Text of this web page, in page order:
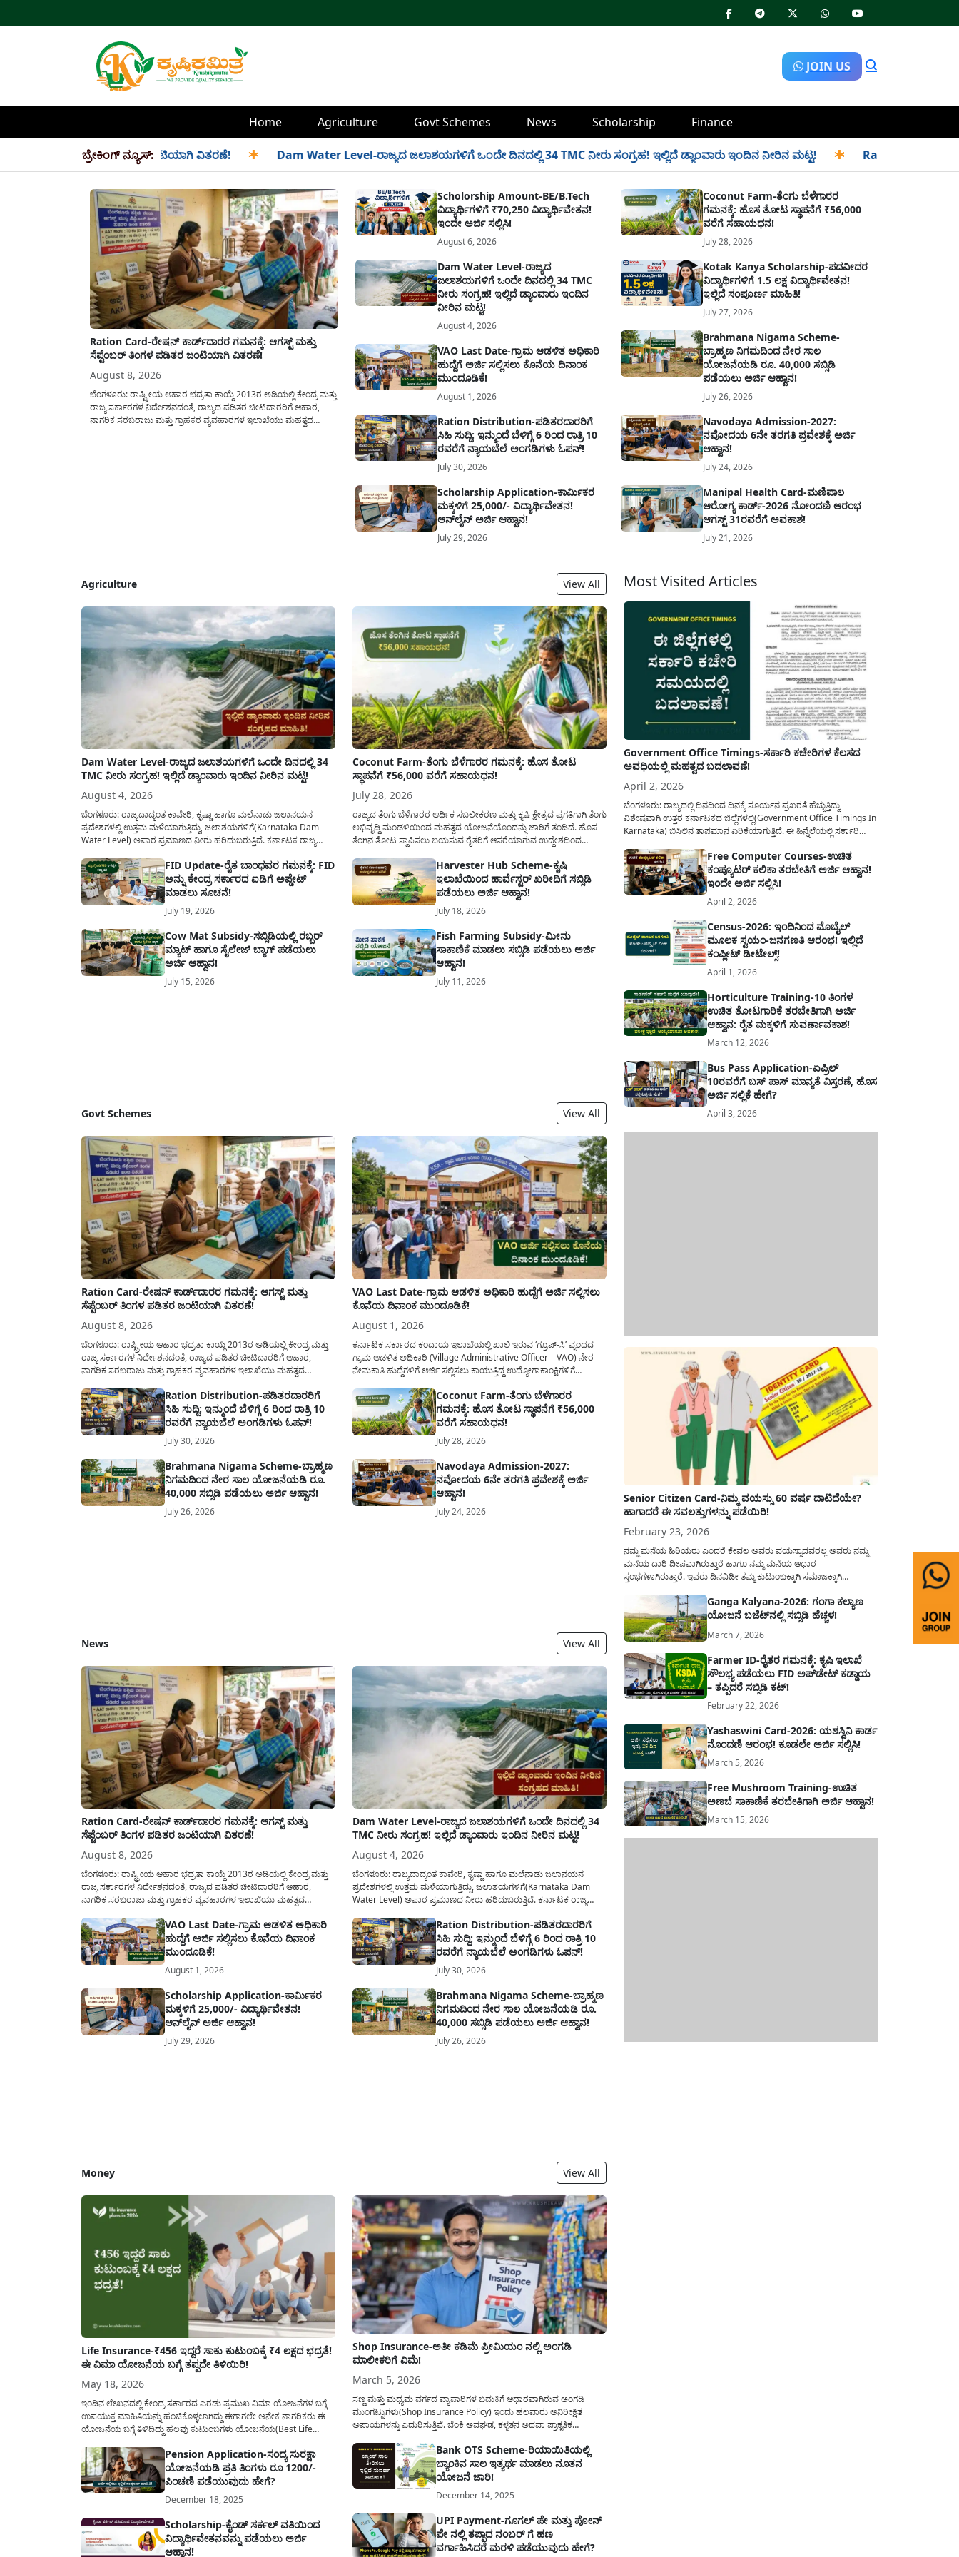
JOIN US
Home Agriculture Govt Schemes News Scholarship Finance
ಬ್ರೇಕಿಂಗ್ ನ್ಯೂಸ್:
ತಿಂಗಳ ಪಡಿತರ ಜಂಟಿಯಾಗಿ ವಿತರಣೆ! ✱ Dam Water Level-ರಾಜ್ಯದ ಜಲಾಶಯಗಳಿಗೆ ಒಂದೇ ದಿನದಲ್ಲಿ 34 TMC ನೀರು ಸಂಗ್ರಹ! ಇಲ್ಲಿದೆ ಡ್ಯಾಂವಾರು ಇಂದಿನ ನೀರಿನ ಮಟ್ಟ! ✱ Ration Distribution-
Ration Card-ರೇಷನ್ ಕಾರ್ಡ್‍ದಾರರ ಗಮನಕ್ಕೆ: ಆಗಸ್ಟ್ ಮತ್ತು
ಸೆಪ್ಟೆಂಬರ್ ತಿಂಗಳ ಪಡಿತರ ಜಂಟಿಯಾಗಿ ವಿತರಣೆ!
August 8, 2026
ಬೆಂಗಳೂರು: ರಾಷ್ಟ್ರೀಯ ಆಹಾರ ಭದ್ರತಾ ಕಾಯ್ದೆ 2013ರ ಅಡಿಯಲ್ಲಿ ಕೇಂದ್ರ ಮತ್ತು
ರಾಜ್ಯ ಸರ್ಕಾರಗಳ ನಿರ್ದೇಶನದಂತೆ, ರಾಜ್ಯದ ಪಡಿತರ ಚೀಟಿದಾರರಿಗೆ ಆಹಾರ,
ನಾಗರಿಕ ಸರಬರಾಜು ಮತ್ತು ಗ್ರಾಹಕರ ವ್ಯವಹಾರಗಳ ಇಲಾಖೆಯು ಮಹತ್ವದ
Scholorship Amount-BE/B.Tech
ವಿದ್ಯಾರ್ಥಿಗಳಿಗೆ ₹70,250 ವಿದ್ಯಾರ್ಥಿವೇತನ!
ಇಂದೇ ಅರ್ಜಿ ಸಲ್ಲಿಸಿ!
August 6, 2026
Dam Water Level-ರಾಜ್ಯದ
ಜಲಾಶಯಗಳಿಗೆ ಒಂದೇ ದಿನದಲ್ಲಿ 34 TMC
ನೀರು ಸಂಗ್ರಹ! ಇಲ್ಲಿದೆ ಡ್ಯಾಂವಾರು ಇಂದಿನ
ನೀರಿನ ಮಟ್ಟ!
August 4, 2026
VAO Last Date-ಗ್ರಾಮ ಆಡಳಿತ ಅಧಿಕಾರಿ
ಹುದ್ದೆಗೆ ಅರ್ಜಿ ಸಲ್ಲಿಸಲು ಕೊನೆಯ ದಿನಾಂಕ
ಮುಂದೂಡಿಕೆ!
August 1, 2026
Ration Distribution-ಪಡಿತರದಾರರಿಗೆ
ಸಿಹಿ ಸುದ್ದಿ: ಇನ್ಮುಂದೆ ಬೆಳಿಗ್ಗೆ 6 ರಿಂದ ರಾತ್ರಿ 10
ರವರೆಗೆ ನ್ಯಾಯಬೆಲೆ ಅಂಗಡಿಗಳು ಓಪನ್!
July 30, 2026
Scholarship Application-ಕಾರ್ಮಿಕರ
ಮಕ್ಕಳಿಗೆ 25,000/- ವಿದ್ಯಾರ್ಥಿವೇತನ!
ಆನ್‍ಲೈನ್ ಅರ್ಜಿ ಆಹ್ವಾನ!
July 29, 2026
Coconut Farm-ತೆಂಗು ಬೆಳೆಗಾರರ
ಗಮನಕ್ಕೆ: ಹೊಸ ತೋಟ ಸ್ಥಾಪನೆಗೆ ₹56,000
ವರೆಗೆ ಸಹಾಯಧನ!
July 28, 2026
Kotak Kanya Scholarship-ಪದವೀದರ
ವಿದ್ಯಾರ್ಥಿಗಳಿಗೆ 1.5 ಲಕ್ಷ ವಿದ್ಯಾರ್ಥಿವೇತನ!
ಇಲ್ಲಿದೆ ಸಂಪೂರ್ಣ ಮಾಹಿತಿ!
July 27, 2026
Brahmana Nigama Scheme-
ಬ್ರಾಹ್ಮಣ ನಿಗಮದಿಂದ ನೇರ ಸಾಲ
ಯೋಜನೆಯಡಿ ರೂ. 40,000 ಸಬ್ಸಿಡಿ
ಪಡೆಯಲು ಅರ್ಜಿ ಆಹ್ವಾನ!
July 26, 2026
Navodaya Admission-2027:
ನವೋದಯ 6ನೇ ತರಗತಿ ಪ್ರವೇಶಕ್ಕೆ ಅರ್ಜಿ
ಆಹ್ವಾನ!
July 24, 2026
Manipal Health Card-ಮಣಿಪಾಲ
ಆರೋಗ್ಯ ಕಾರ್ಡ್-2026 ನೋಂದಣಿ ಆರಂಭ
ಆಗಸ್ಟ್ 31ರವರೆಗೆ ಅವಕಾಶ!
July 21, 2026
Agriculture View All
Dam Water Level-ರಾಜ್ಯದ ಜಲಾಶಯಗಳಿಗೆ ಒಂದೇ ದಿನದಲ್ಲಿ 34
TMC ನೀರು ಸಂಗ್ರಹ! ಇಲ್ಲಿದೆ ಡ್ಯಾಂವಾರು ಇಂದಿನ ನೀರಿನ ಮಟ್ಟ!
August 4, 2026
ಬೆಂಗಳೂರು: ರಾಜ್ಯದಾದ್ಯಂತ ಕಾವೇರಿ, ಕೃಷ್ಣಾ ಹಾಗೂ ಮಲೆನಾಡು ಜಲಾನಯನ
ಪ್ರದೇಶಗಳಲ್ಲಿ ಉತ್ತಮ ಮಳೆಯಾಗುತ್ತಿದ್ದು, ಜಲಾಶಯಗಳಿಗೆ(Karnataka Dam
Water Level) ಅಪಾರ ಪ್ರಮಾಣದ ನೀರು ಹರಿದುಬರುತ್ತಿದೆ. ಕರ್ನಾಟಕ ರಾಜ್ಯ
04, 2026ರ ವರದಿಯಂತೆ, ರಾಜ್ಯದ ಪ್ರಮುಖ 14 ಜಲಾಶಯಗಳಿಗೆ ಒಂದೇ ದಿನದಲ್ಲಿ
ಬರೋಬ್ಬರಿ 34.8 TMC...
FID Update-ರೈತ ಬಾಂಧವರ ಗಮನಕ್ಕೆ: FID
ಅನ್ನು ಕೇಂದ್ರ ಸರ್ಕಾರದ ಐಡಿಗೆ ಅಪ್ಡೇಟ್
ಮಾಡಲು ಸೂಚನೆ!
July 19, 2026
Cow Mat Subsidy-ಸಬ್ಸಿಡಿಯಲ್ಲಿ ರಬ್ಬರ್
ಮ್ಯಾಟ್ ಹಾಗೂ ಸೈಲೇಜ್ ಬ್ಯಾಗ್ ಪಡೆಯಲು
ಅರ್ಜಿ ಆಹ್ವಾನ!
July 15, 2026
Coconut Farm-ತೆಂಗು ಬೆಳೆಗಾರರ ಗಮನಕ್ಕೆ: ಹೊಸ ತೋಟ
ಸ್ಥಾಪನೆಗೆ ₹56,000 ವರೆಗೆ ಸಹಾಯಧನ!
July 28, 2026
ರಾಜ್ಯದ ತೆಂಗು ಬೆಳೆಗಾರರ ಆರ್ಥಿಕ ಸಬಲೀಕರಣ ಮತ್ತು ಕೃಷಿ ಕ್ಷೇತ್ರದ ಪ್ರಗತಿಗಾಗಿ ತೆಂಗು
ಅಭಿವೃದ್ದಿ ಮಂಡಳಿಯಿಂದ ಮಹತ್ವದ ಯೋಜನೆಯೊಂದನ್ನು ಜಾರಿಗೆ ತಂದಿದೆ. ಹೊಸ
ತೆಂಗಿನ ತೋಟ ಸ್ಥಾಪಿಸಲು ಬಯಸುವ ರೈತರಿಗೆ ಆಸರೆಯಾಗುವ ಉದ್ದೇಶದಿಂದ
ಅರ್ಜಿಯನ್ನು ಆಹ್ವಾನಿಸಿದೆ. ತೆಂಗು ಅಭಿವೃದ್ದಿ ಮಂಡಳಿಯ ಯೋಜನೆ ಅಡಿಯಲ್ಲಿ
ನೀಡಲಾಗುವ...
Harvester Hub Scheme-ಕೃಷಿ
ಇಲಾಖೆಯಿಂದ ಹಾರ್ವೆಸ್ಟರ್ ಖರೀದಿಗೆ ಸಬ್ಸಿಡಿ
ಪಡೆಯಲು ಅರ್ಜಿ ಆಹ್ವಾನ!
July 18, 2026
Fish Farming Subsidy-ಮೀನು
ಸಾಕಾಣಿಕೆ ಮಾಡಲು ಸಬ್ಸಿಡಿ ಪಡೆಯಲು ಅರ್ಜಿ
ಆಹ್ವಾನ!
July 11, 2026
Govt Schemes View All
Ration Card-ರೇಷನ್ ಕಾರ್ಡ್‍ದಾರರ ಗಮನಕ್ಕೆ: ಆಗಸ್ಟ್ ಮತ್ತು
ಸೆಪ್ಟೆಂಬರ್ ತಿಂಗಳ ಪಡಿತರ ಜಂಟಿಯಾಗಿ ವಿತರಣೆ!
August 8, 2026
ಬೆಂಗಳೂರು: ರಾಷ್ಟ್ರೀಯ ಆಹಾರ ಭದ್ರತಾ ಕಾಯ್ದೆ 2013ರ ಅಡಿಯಲ್ಲಿ ಕೇಂದ್ರ ಮತ್ತು
ರಾಜ್ಯ ಸರ್ಕಾರಗಳ ನಿರ್ದೇಶನದಂತೆ, ರಾಜ್ಯದ ಪಡಿತರ ಚೀಟಿದಾರರಿಗೆ ಆಹಾರ,
ನಾಗರಿಕ ಸರಬರಾಜು ಮತ್ತು ಗ್ರಾಹಕರ ವ್ಯವಹಾರಗಳ ಇಲಾಖೆಯು ಮಹತ್ವದ
ತಿಂಗಳ ಆಹಾರ ಧಾನ್ಯಗಳ ವಿತರಣೆಯನ್ನು ಆಗಸ್ಟ್ ಮಾಹೆಯಲ್ಲೇ ಒಟ್ಟಿಗೆ (ಜಂಟಿಯಾಗಿ)
ನೀಡಲು ನಿರ್ಧರಿಸಲಾಗಿದೆ....
Ration Distribution-ಪಡಿತರದಾರರಿಗೆ
ಸಿಹಿ ಸುದ್ದಿ: ಇನ್ಮುಂದೆ ಬೆಳಿಗ್ಗೆ 6 ರಿಂದ ರಾತ್ರಿ 10
ರವರೆಗೆ ನ್ಯಾಯಬೆಲೆ ಅಂಗಡಿಗಳು ಓಪನ್!
July 30, 2026
Brahmana Nigama Scheme-ಬ್ರಾಹ್ಮಣ
ನಿಗಮದಿಂದ ನೇರ ಸಾಲ ಯೋಜನೆಯಡಿ ರೂ.
40,000 ಸಬ್ಸಿಡಿ ಪಡೆಯಲು ಅರ್ಜಿ ಆಹ್ವಾನ!
July 26, 2026
VAO Last Date-ಗ್ರಾಮ ಆಡಳಿತ ಅಧಿಕಾರಿ ಹುದ್ದೆಗೆ ಅರ್ಜಿ ಸಲ್ಲಿಸಲು
ಕೊನೆಯ ದಿನಾಂಕ ಮುಂದೂಡಿಕೆ!
August 1, 2026
ಕರ್ನಾಟಕ ಸರ್ಕಾರದ ಕಂದಾಯ ಇಲಾಖೆಯಲ್ಲಿ ಖಾಲಿ ಇರುವ ‘ಗ್ರೂಪ್-ಸಿ’ ವೃಂದದ
ಗ್ರಾಮ ಆಡಳಿತ ಅಧಿಕಾರಿ (Village Administrative Officer – VAO) ನೇರ
ನೇಮಕಾತಿ ಹುದ್ದೆಗಳಿಗೆ ಅರ್ಜಿ ಸಲ್ಲಿಸಲು ಕಾಯುತ್ತಿದ್ದ ಉದ್ಯೋಗಾಕಾಂಕ್ಷಿಗಳಿಗೆ
ಅವಧಿಯನ್ನು ವಿಸ್ತರಿಸಿ ಅಧಿಕೃತ ಪ್ರಕಟಣೆ ಹೊರಡಿಸಿದ್ದು, ಇದುವರೆಗೆ ಅರ್ಜಿ ಸಲ್ಲಿಸಲು...
Coconut Farm-ತೆಂಗು ಬೆಳೆಗಾರರ
ಗಮನಕ್ಕೆ: ಹೊಸ ತೋಟ ಸ್ಥಾಪನೆಗೆ ₹56,000
ವರೆಗೆ ಸಹಾಯಧನ!
July 28, 2026
Navodaya Admission-2027:
ನವೋದಯ 6ನೇ ತರಗತಿ ಪ್ರವೇಶಕ್ಕೆ ಅರ್ಜಿ
ಆಹ್ವಾನ!
July 24, 2026
News View All
Ration Card-ರೇಷನ್ ಕಾರ್ಡ್‍ದಾರರ ಗಮನಕ್ಕೆ: ಆಗಸ್ಟ್ ಮತ್ತು
ಸೆಪ್ಟೆಂಬರ್ ತಿಂಗಳ ಪಡಿತರ ಜಂಟಿಯಾಗಿ ವಿತರಣೆ!
August 8, 2026
ಬೆಂಗಳೂರು: ರಾಷ್ಟ್ರೀಯ ಆಹಾರ ಭದ್ರತಾ ಕಾಯ್ದೆ 2013ರ ಅಡಿಯಲ್ಲಿ ಕೇಂದ್ರ ಮತ್ತು
ರಾಜ್ಯ ಸರ್ಕಾರಗಳ ನಿರ್ದೇಶನದಂತೆ, ರಾಜ್ಯದ ಪಡಿತರ ಚೀಟಿದಾರರಿಗೆ ಆಹಾರ,
ನಾಗರಿಕ ಸರಬರಾಜು ಮತ್ತು ಗ್ರಾಹಕರ ವ್ಯವಹಾರಗಳ ಇಲಾಖೆಯು ಮಹತ್ವದ
ತಿಂಗಳ ಆಹಾರ ಧಾನ್ಯಗಳ ವಿತರಣೆಯನ್ನು ಆಗಸ್ಟ್ ಮಾಹೆಯಲ್ಲೇ ಒಟ್ಟಿಗೆ (ಜಂಟಿಯಾಗಿ)
ನೀಡಲು ನಿರ್ಧರಿಸಲಾಗಿದೆ....
VAO Last Date-ಗ್ರಾಮ ಆಡಳಿತ ಅಧಿಕಾರಿ
ಹುದ್ದೆಗೆ ಅರ್ಜಿ ಸಲ್ಲಿಸಲು ಕೊನೆಯ ದಿನಾಂಕ
ಮುಂದೂಡಿಕೆ!
August 1, 2026
Scholarship Application-ಕಾರ್ಮಿಕರ
ಮಕ್ಕಳಿಗೆ 25,000/- ವಿದ್ಯಾರ್ಥಿವೇತನ!
ಆನ್‍ಲೈನ್ ಅರ್ಜಿ ಆಹ್ವಾನ!
July 29, 2026
Dam Water Level-ರಾಜ್ಯದ ಜಲಾಶಯಗಳಿಗೆ ಒಂದೇ ದಿನದಲ್ಲಿ 34
TMC ನೀರು ಸಂಗ್ರಹ! ಇಲ್ಲಿದೆ ಡ್ಯಾಂವಾರು ಇಂದಿನ ನೀರಿನ ಮಟ್ಟ!
August 4, 2026
ಬೆಂಗಳೂರು: ರಾಜ್ಯದಾದ್ಯಂತ ಕಾವೇರಿ, ಕೃಷ್ಣಾ ಹಾಗೂ ಮಲೆನಾಡು ಜಲಾನಯನ
ಪ್ರದೇಶಗಳಲ್ಲಿ ಉತ್ತಮ ಮಳೆಯಾಗುತ್ತಿದ್ದು, ಜಲಾಶಯಗಳಿಗೆ(Karnataka Dam
Water Level) ಅಪಾರ ಪ್ರಮಾಣದ ನೀರು ಹರಿದುಬರುತ್ತಿದೆ. ಕರ್ನಾಟಕ ರಾಜ್ಯ
04, 2026ರ ವರದಿಯಂತೆ, ರಾಜ್ಯದ ಪ್ರಮುಖ 14 ಜಲಾಶಯಗಳಿಗೆ ಒಂದೇ ದಿನದಲ್ಲಿ
ಬರೋಬ್ಬರಿ 34.8 TMC...
Ration Distribution-ಪಡಿತರದಾರರಿಗೆ
ಸಿಹಿ ಸುದ್ದಿ: ಇನ್ಮುಂದೆ ಬೆಳಿಗ್ಗೆ 6 ರಿಂದ ರಾತ್ರಿ 10
ರವರೆಗೆ ನ್ಯಾಯಬೆಲೆ ಅಂಗಡಿಗಳು ಓಪನ್!
July 30, 2026
Brahmana Nigama Scheme-ಬ್ರಾಹ್ಮಣ
ನಿಗಮದಿಂದ ನೇರ ಸಾಲ ಯೋಜನೆಯಡಿ ರೂ.
40,000 ಸಬ್ಸಿಡಿ ಪಡೆಯಲು ಅರ್ಜಿ ಆಹ್ವಾನ!
July 26, 2026
Money View All
Life Insurance-₹456 ಇದ್ದರೆ ಸಾಕು ಕುಟುಂಬಕ್ಕೆ ₹4 ಲಕ್ಷದ ಭದ್ರತೆ!
ಈ ವಿಮಾ ಯೋಜನೆಯ ಬಗ್ಗೆ ತಪ್ಪದೇ ತಿಳಿಯಿರಿ!
May 18, 2026
ಇಂದಿನ ಲೇಖನದಲ್ಲಿ ಕೇಂದ್ರ ಸರ್ಕಾರದ ಎರಡು ಪ್ರಮುಖ ವಿಮಾ ಯೋಜನೆಗಳ ಬಗ್ಗೆ
ಉಪಯುಕ್ತ ಮಾಹಿತಿಯನ್ನು ಹಂಚಿಕೊಳ್ಳಲಾಗಿದ್ದು ಈಗಾಗಲೇ ಅನೇಕ ನಾಗರಿಕರು ಈ
ಯೋಜನೆಯ ಬಗ್ಗೆ ತಿಳಿದಿದ್ದು ಹಲವು ಕುಟುಂಬಗಳು ಯೋಜನೆಯ(Best Life
ಕುಟುಂಬಗಳಿಗೆ ಈ ಯೋಜನೆಯ ಬಗ್ಗೆ ಮಾಹಿತಿ ಕೊರತೆ ಇರುವುದರಿಂದ ಇಂದಿನ
ಲೇಖನದಲ್ಲಿ ಎರಡು...
Pension Application-ಸಂದ್ಯ ಸುರಕ್ಷಾ
ಯೋಜನೆಯಡಿ ಪ್ರತಿ ತಿಂಗಳು ರೂ 1200/-
ಪಿಂಚಣಿ ಪಡೆಯುವುದು ಹೇಗೆ?
December 18, 2025
Scholarship-ಕೈಂಡ್ ಸರ್ಕಲ್ ವತಿಯಿಂದ
ವಿದ್ಯಾರ್ಥಿವೇತನವನ್ನು ಪಡೆಯಲು ಅರ್ಜಿ
ಆಹ್ವಾನ!
Shop Insurance-ಅತೀ ಕಡಿಮೆ ಪ್ರೀಮಿಯಂ ನಲ್ಲಿ ಅಂಗಡಿ
ಮಾಲೀಕರಿಗೆ ವಿಮೆ!
March 5, 2026
ಸಣ್ಣ ಮತ್ತು ಮಧ್ಯಮ ವರ್ಗದ ವ್ಯಾಪಾರಿಗಳ ಬದುಕಿಗೆ ಆಧಾರವಾಗಿರುವ ಅಂಗಡಿ
ಮುಂಗಟ್ಟುಗಳು(Shop Insurance Policy) ಇಂದು ಹಲವಾರು ಅನಿರೀಕ್ಷಿತ
ಅಪಾಯಗಳನ್ನು ಎದುರಿಸುತ್ತಿವೆ. ಬೆಂಕಿ ಅವಘಡ, ಕಳ್ಳತನ ಅಥವಾ ಪ್ರಾಕೃತಿಕ
ವ್ಯಾಪಾರವು ಕ್ಷಣಾರ್ಧದಲ್ಲಿ ನೆಲಸಮವಾಗಬಹುದು. ಇಂತಹ ಸಂಕಷ್ಟದ ಸಮಯದಲ್ಲಿ
ವ್ಯಾಪಾರಿಗಳ ಕೈ ಹಿಡಿಯಲು ‘ಅಂಗಡಿ ಮಾಲೀಕರ ವಿಮೆ’...
Bank OTS Scheme-ರಿಯಾಯಿತಿಯಲ್ಲಿ
ಬ್ಯಾಂಕಿನ ಸಾಲ ಇತ್ಯರ್ಥ ಮಾಡಲು ನೂತನ
ಯೋಜನೆ ಜಾರಿ!
December 14, 2025
UPI Payment-ಗೂಗಲ್ ಪೇ ಮತ್ತು ಪೋನ್
ಪೇ ನಲ್ಲಿ ತಪ್ಪಾದ ನಂಬರ್ ಗೆ ಹಣ
ವರ್ಗಾಹಿಸಿದರೆ ಮರಳಿ ಪಡೆಯುವುದು ಹೇಗೆ?
Most Visited Articles
Government Office Timings-ಸರ್ಕಾರಿ ಕಚೇರಿಗಳ ಕೆಲಸದ
ಅವಧಿಯಲ್ಲಿ ಮಹತ್ವದ ಬದಲಾವಣೆ!
April 2, 2026
ಬೆಂಗಳೂರು: ರಾಜ್ಯದಲ್ಲಿ ದಿನದಿಂದ ದಿನಕ್ಕೆ ಸೂರ್ಯನ ಪ್ರಖರತೆ ಹೆಚ್ಚುತ್ತಿದ್ದು,
ವಿಶೇಷವಾಗಿ ಉತ್ತರ ಕರ್ನಾಟಕದ ಜಿಲ್ಲೆಗಳಲ್ಲಿ(Government Office Timings In
Karnataka) ಬಿಸಿಲಿನ ತಾಪಮಾನ ಏರಿಕೆಯಾಗುತ್ತಿದೆ. ಈ ಹಿನ್ನೆಲೆಯಲ್ಲಿ ಸರ್ಕಾರಿ
ಸರ್ಕಾರವು ಮಹತ್ವದ ನಿರ್ಧಾರವೊಂದನ್ನು ಕೈಗೊಂಡಿದೆ. ಕಿತ್ತೂರು ಕರ್ನಾಟಕ ಮತ್ತು
ಕಲ್ಯಾಣ ಕರ್ನಾಟಕದ ಒಟ್ಟು 9 ಜಿಲ್ಲೆಗಳಲ್ಲಿ ಏಪ್ರಿಲ್...
Free Computer Courses-ಉಚಿತ
ಕಂಪ್ಯೂಟರ್ ಕಲಿಕಾ ತರಬೇತಿಗೆ ಅರ್ಜಿ ಆಹ್ವಾನ!
ಇಂದೇ ಅರ್ಜಿ ಸಲ್ಲಿಸಿ!
April 2, 2026
Census-2026: ಇಂದಿನಿಂದ ಮೊಬೈಲ್
ಮೂಲಕ ಸ್ವಯಂ-ಜನಗಣತಿ ಆರಂಭ! ಇಲ್ಲಿದೆ
ಕಂಪ್ಲೀಟ್ ಡೀಟೇಲ್ಸ್!
April 1, 2026
Horticulture Training-10 ತಿಂಗಳ
ಉಚಿತ ತೋಟಗಾರಿಕೆ ತರಬೇತಿಗಾಗಿ ಅರ್ಜಿ
ಆಹ್ವಾನ: ರೈತ ಮಕ್ಕಳಿಗೆ ಸುವರ್ಣಾವಕಾಶ!
March 12, 2026
Bus Pass Application-ಏಪ್ರಿಲ್
10ರವರೆಗೆ ಬಸ್ ಪಾಸ್ ಮಾನ್ಯತೆ ವಿಸ್ತರಣೆ, ಹೊಸ
ಅರ್ಜಿ ಸಲ್ಲಿಕೆ ಹೇಗೆ?
April 3, 2026
Senior Citizen Card-ನಿಮ್ಮ ವಯಸ್ಸು 60 ವರ್ಷ ದಾಟಿದೆಯೇ?
ಹಾಗಾದರೆ ಈ ಸವಲತ್ತುಗಳನ್ನು ಪಡೆಯಿರಿ!
February 23, 2026
ನಮ್ಮ ಮನೆಯ ಹಿರಿಯರು ಎಂದರೆ ಕೇವಲ ಅವರು ವಯಸ್ಸಾದವರಲ್ಲ ಅವರು ನಮ್ಮ
ಮನೆಯ ದಾರಿ ದೀಪವಾಗಿರುತ್ತಾರೆ ಹಾಗೂ ನಮ್ಮ ಮನೆಯ ಆಧಾರ
ಸ್ತಂಭಗಳಾಗಿರುತ್ತಾರೆ. ಇವರು ದಿನವಿಡೀ ತಮ್ಮ ಕುಟುಂಬಕ್ಕಾಗಿ ಸಮಾಜಕ್ಕಾಗಿ
ನೆಮ್ಮದಿಯಿಂದ ಕಳೆಯಬೇಕೆಂಬುದು ಪ್ರತಿಯೊಬ್ಬರ ಕನಸಾಗಿರುತ್ತದೆ ಆದ್ದರಿಂದ
ಸರ್ಕಾರವು ಹಿರಿಯ ನಾಗರಿಕರ ಗುರುತಿನ ಚೀಟಿ...
Ganga Kalyana-2026: ಗಂಗಾ ಕಲ್ಯಾಣ
ಯೋಜನೆ ಬಜೆಟ್‌ನಲ್ಲಿ ಸಬ್ಸಿಡಿ ಹೆಚ್ಚಳ!
March 7, 2026
Farmer ID-ರೈತರ ಗಮನಕ್ಕೆ: ಕೃಷಿ ಇಲಾಖೆ
ಸೌಲಭ್ಯ ಪಡೆಯಲು FID ಅಪ್‌ಡೇಟ್ ಕಡ್ಡಾಯ
– ತಪ್ಪಿದರೆ ಸಬ್ಸಿಡಿ ಕಟ್!
February 22, 2026
Yashaswini Card-2026: ಯಶಸ್ವಿನಿ ಕಾರ್ಡ
ನೊಂದಣಿ ಆರಂಭ! ಕೂಡಲೇ ಅರ್ಜಿ ಸಲ್ಲಿಸಿ!
March 5, 2026
Free Mushroom Training-ಉಚಿತ
ಅಣಬೆ ಸಾಕಾಣಿಕೆ ತರಬೇತಿಗಾಗಿ ಅರ್ಜಿ ಆಹ್ವಾನ!
March 15, 2026